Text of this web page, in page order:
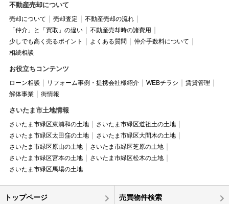
不動産売却について
売却について 売却査定
不動産売却の流れ
「仲介」と「買取」の違い
不動産売却時の諸費用
少しでも高く売るポイント
よくある質問
仲介手数料について
相続相談
お役立ちコンテンツ
ローン相談 リフォーム事例・提携会社様紹介 WEBチラシ
賃貸管理
解体事業
街情報
さいたま市土地情報
さいたま市緑区東浦和の土地
さいたま市緑区道祖土の土地
さいたま市緑区太田窪の土地
さいたま市緑区大間木の土地
さいたま市緑区原山の土地
さいたま市緑区芝原の土地
さいたま市緑区宮本の土地
さいたま市緑区松木の土地
さいたま市緑区馬場の土地
トップページ 売買物件検索